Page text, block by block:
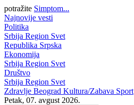
potražite Simptom...
Najnovije vesti
Politika
Srbija Region Svet
Republika Srpska
Ekonomija
Srbija Region Svet
Društvo
Srbija Region Svet
Zdravlje Beograd Kultura/Zabava Sport
Petak, 07. avgust 2026.